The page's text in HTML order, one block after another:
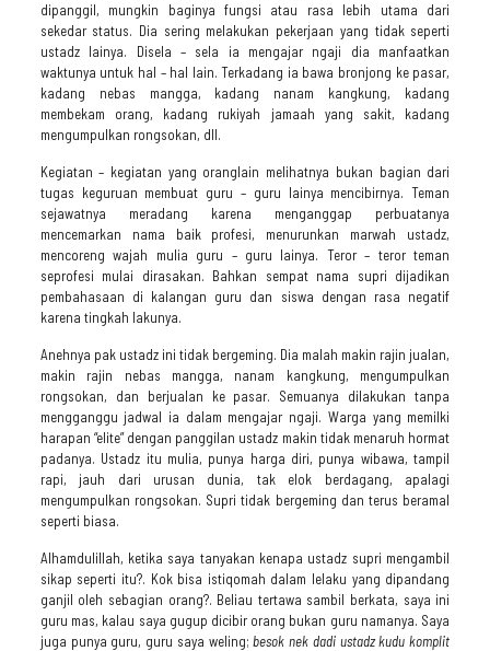
dipanggil, mungkin baginya fungsi atau rasa lebih utama dari
sekedar status. Dia sering melakukan pekerjaan yang tidak seperti
ustadz lainya. Disela – sela ia mengajar ngaji dia manfaatkan
waktunya untuk hal – hal lain. Terkadang ia bawa bronjong ke pasar,
kadang nebas mangga, kadang nanam kangkung, kadang
membekam orang, kadang rukiyah jamaah yang sakit, kadang
mengumpulkan rongsokan, dll.
Kegiatan – kegiatan yang oranglain melihatnya bukan bagian dari
tugas keguruan membuat guru – guru lainya mencibirnya. Teman
sejawatnya meradang karena menganggap perbuatanya
mencemarkan nama baik profesi, menurunkan marwah ustadz,
mencoreng wajah mulia guru – guru lainya. Teror – teror teman
seprofesi mulai dirasakan. Bahkan sempat nama supri dijadikan
pembahasaan di kalangan guru dan siswa dengan rasa negatif
karena tingkah lakunya.
Anehnya pak ustadz ini tidak bergeming. Dia malah makin rajin jualan,
makin rajin nebas mangga, nanam kangkung, mengumpulkan
rongsokan, dan berjualan ke pasar. Semuanya dilakukan tanpa
mengganggu jadwal ia dalam mengajar ngaji. Warga yang memilki
harapan “elite” dengan panggilan ustadz makin tidak menaruh hormat
padanya. Ustadz itu mulia, punya harga diri, punya wibawa, tampil
rapi, jauh dari urusan dunia, tak elok berdagang, apalagi
mengumpulkan rongsokan. Supri tidak bergeming dan terus beramal
seperti biasa.
Alhamdulillah, ketika saya tanyakan kenapa ustadz supri mengambil
sikap seperti itu?. Kok bisa istiqomah dalam lelaku yang dipandang
ganjil oleh sebagian orang?. Beliau tertawa sambil berkata, saya ini
guru mas, kalau saya gugup dicibir orang bukan guru namanya. Saya
juga punya guru, guru saya weling;besok nek dadi ustadz kudu komplit